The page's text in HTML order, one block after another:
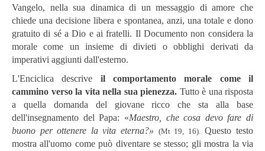
Vangelo, nella sua dinamica di un messaggio di amore che
chiede una decisione libera e spontanea, anzi, una totale e dono
gratuito di sé a Dio e ai fratelli. Il Documento non considera la
morale come un insieme di divieti o obblighi derivati ​​da
imperativi aggiunti dall'esterno.
L'Enciclica descrive il comportamento morale come il
cammino verso la vita nella sua pienezza. Tutto è una risposta
a quella domanda del giovane ricco che sta alla base
dell'insegnamento del Papa: «Maestro, che cosa devo fare di
buono per ottenere la vita eterna?» (Mt 19, 16). Questo testo
mostra all'uomo come può diventare se stesso; gli mostra la via